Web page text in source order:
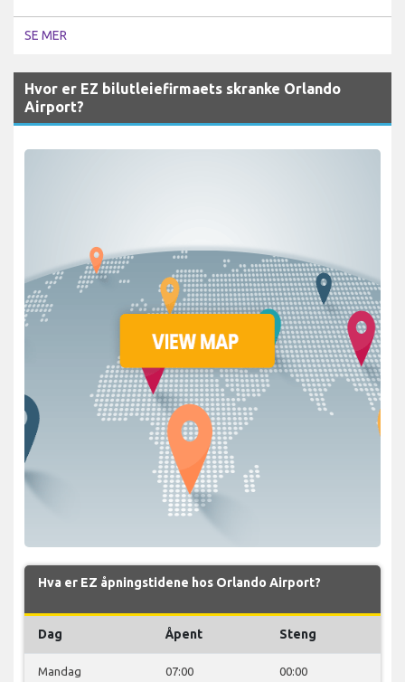
SE MER
Hvor er EZ bilutleiefirmaets skranke Orlando
Airport?
Hva er EZ åpningstidene hos Orlando Airport?
Dag Åpent Steng
Mandag 07:00 00:00